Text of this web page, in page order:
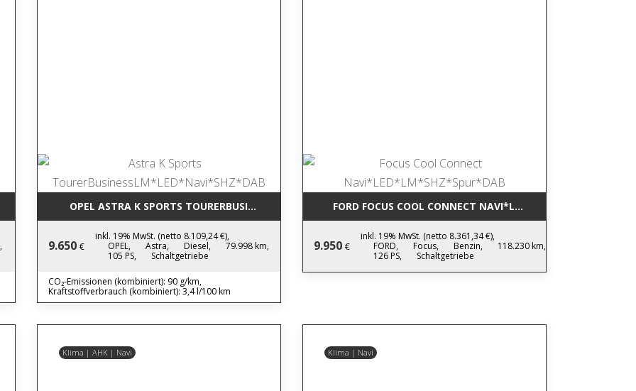
BENZ GLK 220 CDI BLUEEFFI NAVI*LEDER*TEMP*SHZ*AHK*
OPEL ASTRA K SPORTS TOURERBUSINESSLM*LED*NAVI*SHZ*DAB
9.650 €
inkl. 19% MwSt. (netto 8.109,24 €),
OPEL,
Astra, Diesel,
79.998 km,
105 PS,
Schaltgetriebe
CO₂-Emissionen (kombiniert): 90 g/km,
Kraftstoffverbrauch (kombiniert): 3,4 l/100 km
FORD FOCUS COOL CONNECT NAVI*LED*LM*SHZ*SPUR*DAB
9.950 €
inkl. 19% MwSt. (netto 8.361,34 €),
FORD,
Focus, Benzin,
118.230 km,
126 PS,
Schaltgetriebe
Klima | AHK | Navi Klima | Navi